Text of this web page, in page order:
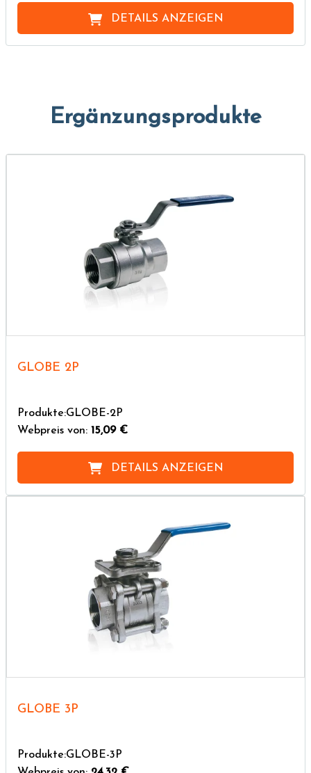
DETAILS ANZEIGEN
Ergänzungsprodukte
GLOBE 2P
Produkte:GLOBE-2P
Webpreis von: 15,09 €
DETAILS ANZEIGEN
GLOBE 3P
Produkte:GLOBE-3P